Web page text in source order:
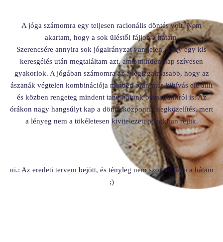
A jóga számomra egy teljesen racionális döntés volt. Nem
akartam, hogy a sok üléstől fájjon a hátam.
Szerencsére annyira sok jógairányzat van jelen, hogy egy kis
keresgélés után megtaláltam azt, amit minden nap szívesen
gyakorlok. A jógában számomra az a legizgalmasabb, hogy az
ászanák végtelen kombinációja minden órán más kihívás elé állít
és közben rengeteg mindent tanulhatunk önmagunkról is. Az
órákon nagy hangsúlyt kap a döntésközpontú megközelítés, mert
a lényeg nem a tökéletesen kivitelezett pózokban rejlik.
ui.: Az eredeti tervem bejött, és tényleg nem szokott fájni a hátam
;)